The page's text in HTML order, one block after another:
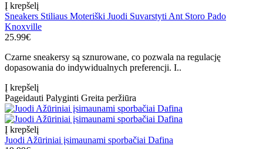
Į krepšelį
Sneakers Stiliaus Moteriški Juodi Suvarstyti Ant Storo Pado
Knoxville
25.99€
Czarne sneakersy są sznurowane, co pozwala na regulację
dopasowania do indywidualnych preferencji. I..
Į krepšelį
Pageidauti Palyginti Greita peržiūra
Į krepšelį
Juodi Ažūriniai įsimaunami sporbačiai Dafina